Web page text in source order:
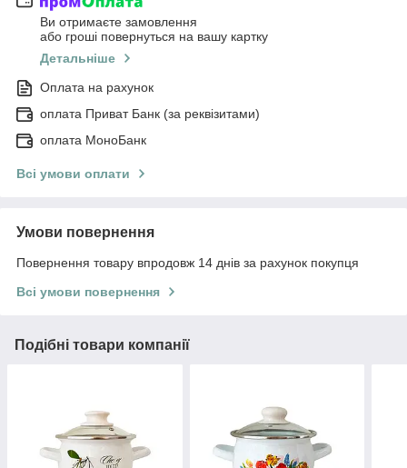
Ви отримаєте замовлення
або гроші повернуться на вашу картку
Детальніше
Оплата на рахунок
оплата Приват Банк (за реквізитами)
оплата МоноБанк
Всі умови оплати
Умови повернення
Повернення товару впродовж 14 днів за рахунок покупця
Всі умови повернення
Подібні товари компанії